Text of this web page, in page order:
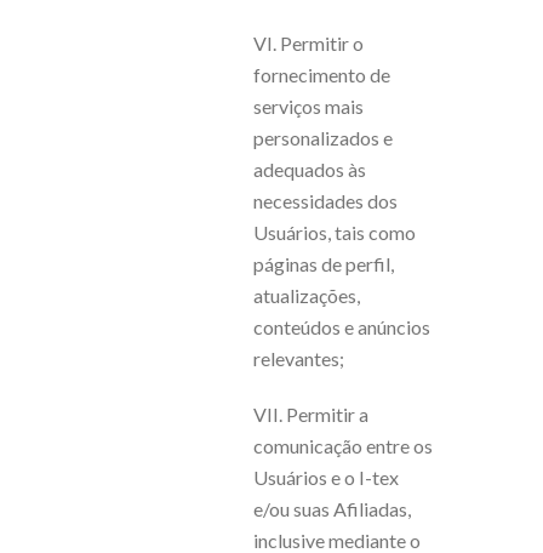
VI. Permitir o
fornecimento de
serviços mais
personalizados e
adequados às
necessidades dos
Usuários, tais como
páginas de perfil,
atualizações,
conteúdos e anúncios
relevantes;
VII. Permitir a
comunicação entre os
Usuários e o I-tex
e/ou suas Afiliadas,
inclusive mediante o